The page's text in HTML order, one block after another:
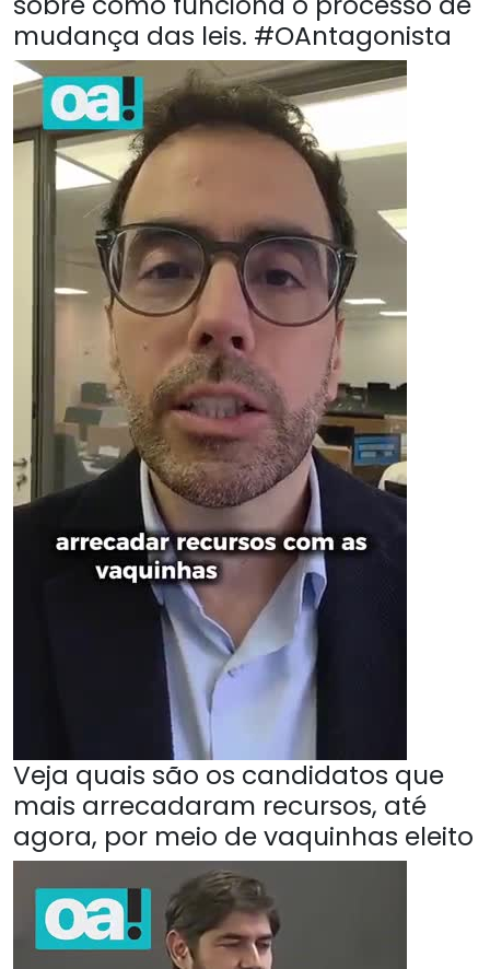
mudança das leis. #OAntagonista
Veja quais são os candidatos que
mais arrecadaram recursos, até
agora, por meio de vaquinhas eleito